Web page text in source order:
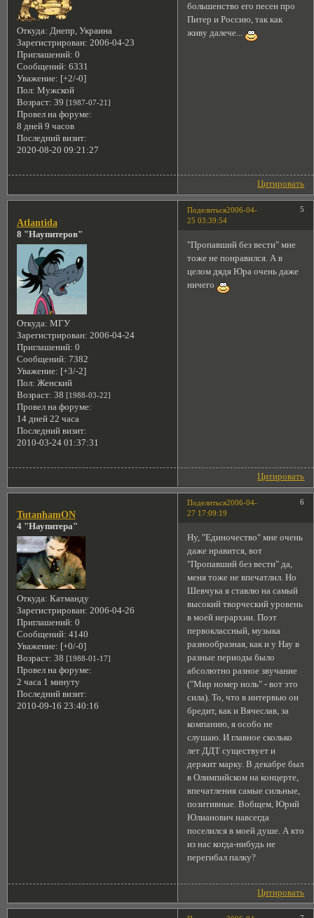
Откуда: Днепр, Украина
Зарегистрирован: 2006-04-23
Приглашений: 0
Сообщений: 6331
Уважение: [+2/-0]
Пол: Мужской
Возраст: 39 [1987-07-21]
Провел на форуме:
8 дней 9 часов
Последний визит:
2020-08-20 09:21:27
большенство его песен про
Питер и Россию, так как
живу далече...
Цитировать
Поделиться 5
2006-04-
25 03:39:54
Atlantida
8 "Наупитеров"
Откуда: МГУ
Зарегистрирован: 2006-04-24
Приглашений: 0
Сообщений: 7382
Уважение: [+3/-2]
Пол: Женский
Возраст: 38 [1988-03-22]
Провел на форуме:
14 дней 22 часа
Последний визит:
2010-03-24 01:37:31
"Пропавший без вести" мне
тоже не понравился. А в
целом дядя Юра очень даже
ничего
Цитировать
Поделиться 6
2006-04-
27 17:09:19
TutanhamON
4 "Наупитера"
Откуда: Катманду
Зарегистрирован: 2006-04-26
Приглашений: 0
Сообщений: 4140
Уважение: [+0/-0]
Возраст: 38 [1988-01-17]
Провел на форуме:
2 часа 1 минуту
Последний визит:
2010-09-16 23:40:16
Ну, "Единочество" мне очень
даже нравится, вот
"Пропавший без вести" да,
меня тоже не впечатлил. Но
Шевчука я ставлю на самый
высокий творческий уровень
в моей иерархии. Поэт
первоклассный, музыка
разнообразная, как и у Нау в
разные периоды было
абсолютно разное звучание
("Мир номер ноль" - вот это
сила). То, что в интервью он
бредит, как и Вячеслав, за
компанию, я особо не
слушаю. И главное сколько
лет ДДТ существует и
держит марку. В декабре был
в Олимпийском на концерте,
впечатления самые сильные,
позитивные. Вобщем, Юрий
Юлианович навсегда
поселился в моей душе. А кто
из нас когда-нибудь не
перегибал палку?
Цитировать